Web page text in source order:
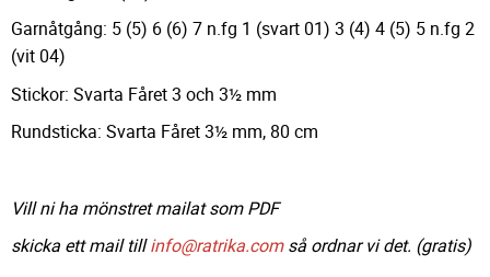
Garnåtgång: 5 (5) 6 (6) 7 n.fg 1 (svart 01) 3 (4) 4 (5) 5 n.fg 2
(vit 04)
Stickor: Svarta Fåret 3 och 3½ mm
Rundsticka: Svarta Fåret 3½ mm, 80 cm
Vill ni ha mönstret mailat som PDF
skicka ett mail tillinfo@ratrika.comså ordnar vi det. (gratis)